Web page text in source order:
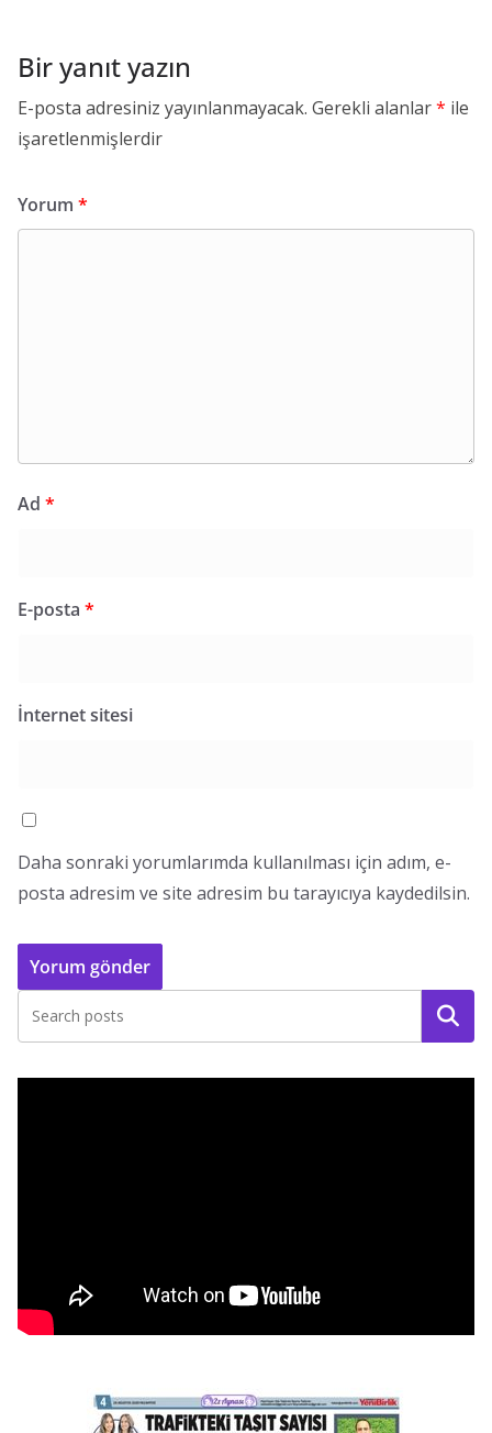
Bir yanıt yazın
E-posta adresiniz yayınlanmayacak. Gerekli alanlar* ile
işaretlenmişlerdir
Yorum *
Ad *
E-posta *
İnternet sitesi
Daha sonraki yorumlarımda kullanılması için adım, e-
posta adresim ve site adresim bu tarayıcıya kaydedilsin.
Ara